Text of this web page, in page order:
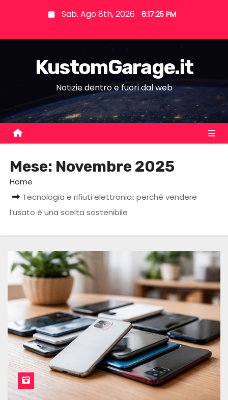
n
Sab. Ago 8th, 2026 6:17:26 PM
KustomGarage.it
Notizie dentro e fuori dal web
Mese: Novembre 2025
Home
Tecnologia e rifiuti elettronici: perché vendere
l’usato è una scelta sostenibile